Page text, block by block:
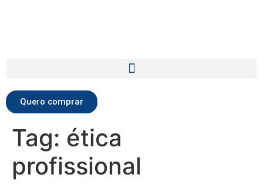
Quero comprar
Tag: ética
profissional